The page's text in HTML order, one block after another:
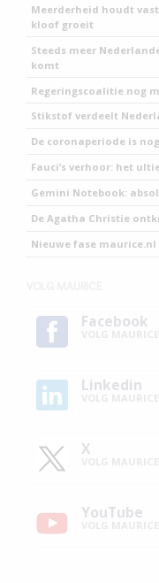
Meerderheid houdt
kloof groeit
Steeds meer
komt
Regeringscoalitie nog
Stikstof verdeelt
De coronaperiode is
Fauci’s verhoor: het
Gemini Notebook:
De Agatha Christie
Nieuwe fase maurice.nl
Facebook
Linkedin
X
YouTube